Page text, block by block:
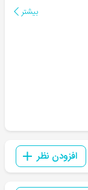
بیشتر
افزودن نظر